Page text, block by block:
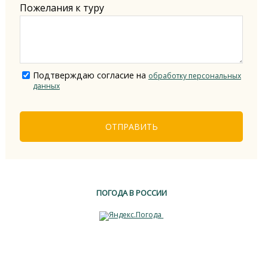
Пожелания к туру
Подтверждаю согласие на обработку персональных
данных
ОТПРАВИТЬ
ПОГОДА В РОССИИ